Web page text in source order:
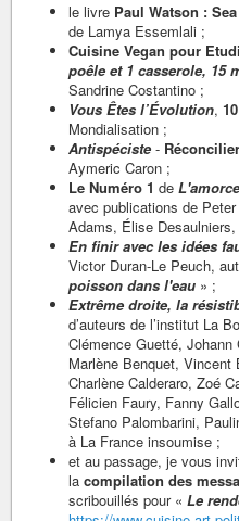
le livre Paul Watson :
de Lamya Essemlali ;
Cuisine Vegan pour
poêle et 1 casserole, 15
Sandrine Costantino ;
Vous Êtes l’Évolution,
Mondialisation ;
Antispéciste -
Aymeric Caron ;
Le Numéro 1 de L'amorce
avec publications de
Adams, Élise
En finir avec les idées
Victor Duran-Le Peuch,
poisson dans l'eau » ;
Extrême droite, la
d’auteurs de l’institut La
Clémence Guetté,
Marlène Benquet, Vincent
Charlène Calderaro, Zoé
Félicien Faury, Fanny
Stefano Palombarini,
à La France insoumise ;
et au passage, je vous
la compilation des
scribouillés pour « Le